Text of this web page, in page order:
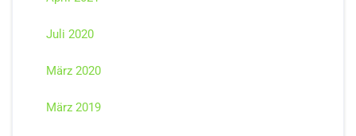
Juli 2020
März 2020
März 2019